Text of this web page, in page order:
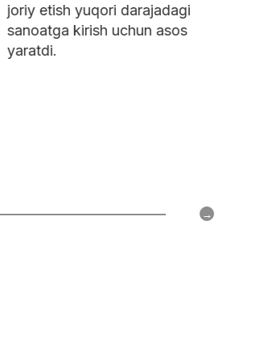
joriy etish yuqori darajadagi
sanoatga kirish uchun asos
yaratdi.